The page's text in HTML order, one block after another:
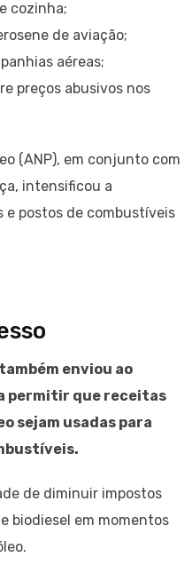
cozinha;
de aviação;
aéreas;
preços abusivos nos
(ANP), em conjunto com
intensificou a
postos de combustíveis
enviou ao
permitir que receitas
sejam usadas para
de diminuir impostos
biodiesel em momentos